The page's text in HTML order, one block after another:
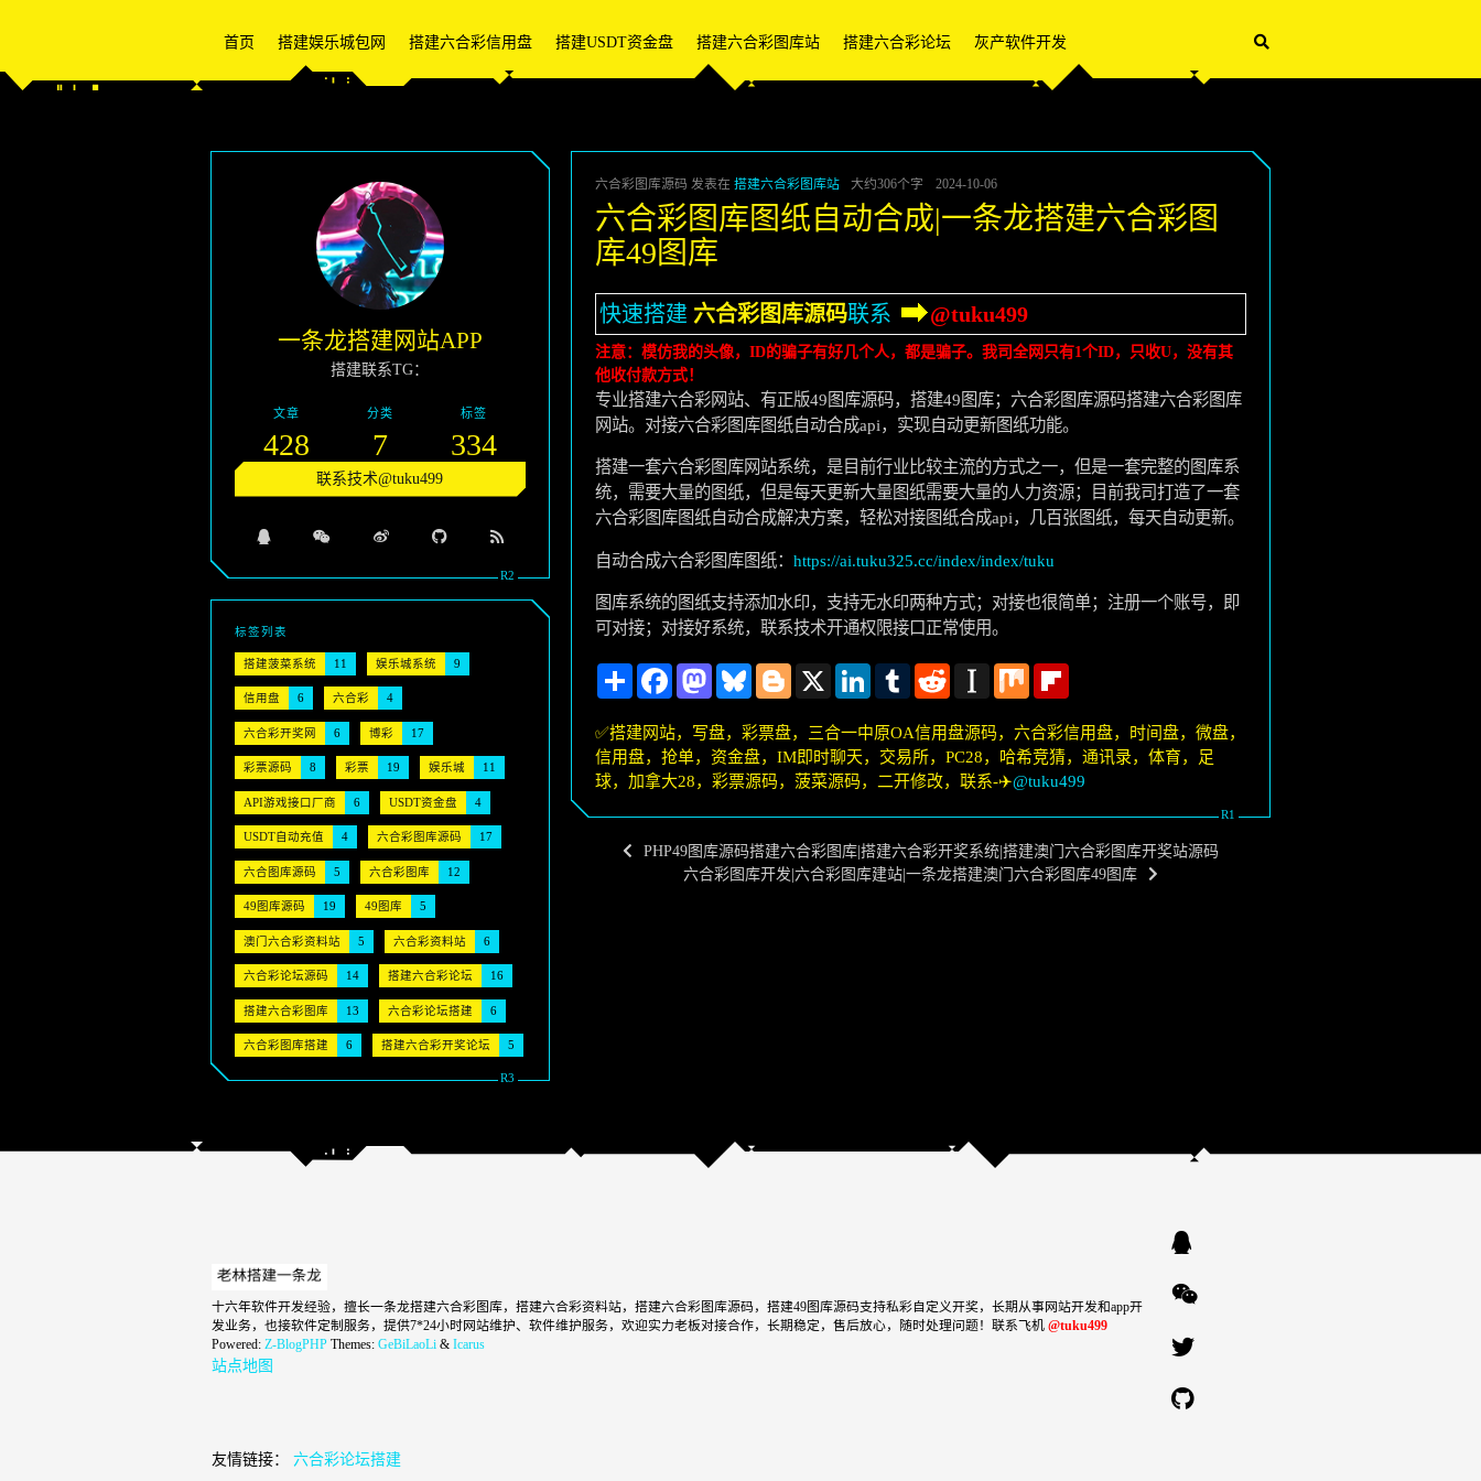
首页 搭建娱乐城包网 搭建六合彩信用盘 搭建USDT资金盘 搭建六合彩图库站 搭建六合彩论坛 灰产软件开发
六合彩图库源码 发表在 搭建六合彩图库站 大约306个字 2024-10-06
六合彩图库图纸自动合成|一条龙搭建六合彩图
库49图库
快速搭建 六合彩图库源码联系 @tuku499
注意：模仿我的头像，ID的骗子有好几个人，都是骗子。我司全网只有1个ID，只收U，没有其
他收付款方式！
专业搭建六合彩网站、有正版49图库源码，搭建49图库；六合彩图库源码搭建六合彩图库
网站。对接六合彩图库图纸自动合成api，实现自动更新图纸功能。
搭建一套六合彩图库网站系统，是目前行业比较主流的方式之一，但是一套完整的图库系
统，需要大量的图纸，但是每天更新大量图纸需要大量的人力资源；目前我司打造了一套
六合彩图库图纸自动合成解决方案，轻松对接图纸合成api，几百张图纸，每天自动更新。
自动合成六合彩图库图纸： https://ai.tuku325.cc/index/index/tuku
图库系统的图纸支持添加水印，支持无水印两种方式；对接也很简单；注册一个账号，即
可对接；对接好系统，联系技术开通权限接口正常使用。
Share FacebookMastodonBlueskyBloggerX LinkedInTumblrReddit Instapaper
Mix Flipboard
✅搭建网站，写盘，彩票盘，三合一中原OA信用盘源码，六合彩信用盘，时间盘，微盘，
信用盘，抢单，资金盘，IM即时聊天，交易所，PC28，哈希竞猜，通讯录，体育，足
球，加拿大28，彩票源码，菠菜源码，二开修改，联系-✈️@tuku499
PHP49图库源码搭建六合彩图库|搭建六合彩开奖系统|搭建澳门六合彩图库开奖站源码
六合彩图库开发|六合彩图库建站|一条龙搭建澳门六合彩图库49图库
一条龙搭建网站APP
搭建联系TG：
文章
428
分类
7
标签
334
联系技术@tuku499
标签列表
搭建菠菜系统 11 娱乐城系统 9
信用盘 6 六合彩 4
六合彩开奖网 6 博彩 17
彩票源码 8 彩票 19 娱乐城 11
API游戏接口厂商 6 USDT资金盘 4
USDT自动充值 4 六合彩图库源码 17
六合图库源码 5 六合彩图库 12
49图库源码 19 49图库 5
澳门六合彩资料站 5 六合彩资料站 6
六合彩论坛源码 14 搭建六合彩论坛 16
搭建六合彩图库 13 六合彩论坛搭建 6
六合彩图库搭建 6 搭建六合彩开奖论坛 5
十六年软件开发经验，擅长一条龙搭建六合彩图库，搭建六合彩资料站，搭建六合彩图库源码，搭建49图库源码支持私彩自定义开奖，长期从事网站开发和app开
发业务，也接软件定制服务，提供7*24小时网站维护、软件维护服务，欢迎实力老板对接合作，长期稳定，售后放心，随时处理问题！联系飞机 @tuku499
Powered: Z-BlogPHP Themes: GeBiLaoLi & Icarus
站点地图
友情链接： 六合彩论坛搭建